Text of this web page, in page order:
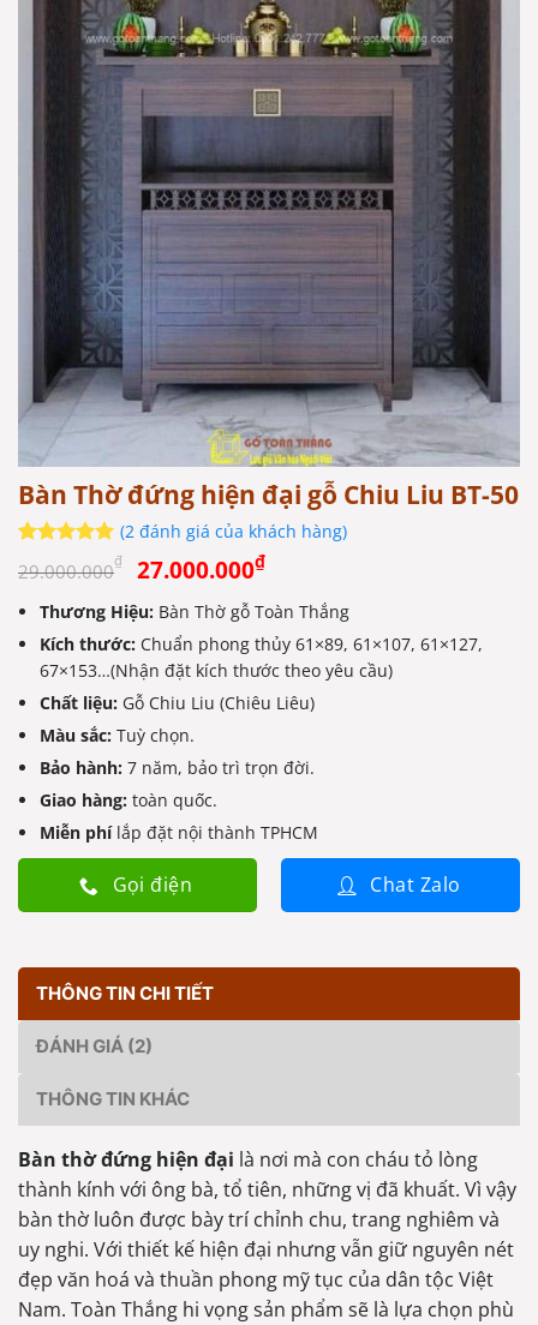
Bàn Thờ đứng hiện đại gỗ Chiu Liu BT-50
dựa trên
(2đánh giá của khách hàng)
29.000.000₫ Giá
gốc
là:
29.000.000₫.
27.000.000₫Giá
hiện
tại
là:
27.000.000₫.
Thương Hiệu: Bàn Thờ gỗ Toàn Thắng
Kích thước: Chuẩn phong thủy 61×89, 61×107, 61×127,
67×153…(Nhận đặt kích thước theo yêu cầu)
Chất liệu: Gỗ Chiu Liu (Chiêu Liêu)
Màu sắc: Tuỳ chọn.
Bảo hành: 7 năm, bảo trì trọn đời.
Giao hàng: toàn quốc.
Miễn phílắp đặt nội thành TPHCM
Gọi điện Chat Zalo
THÔNG TIN CHI TIẾT
ĐÁNH GIÁ (2)
THÔNG TIN KHÁC
Bàn thờ đứng hiện đại là nơi mà con cháu tỏ lòng
thành kính với ông bà, tổ tiên, những vị đã khuất. Vì vậy
bàn thờ luôn được bày trí chỉnh chu, trang nghiêm và
uy nghi. Với thiết kế hiện đại nhưng vẫn giữ nguyên nét
đẹp văn hoá và thuần phong mỹ tục của dân tộc Việt
Nam. Toàn Thắng hi vọng sản phẩm sẽ là lựa chọn phù